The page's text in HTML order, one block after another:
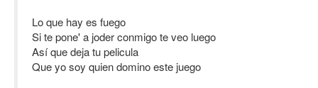
Lo que hay es fuego
Si te pone' a joder conmigo te veo luego
Así que deja tu pelicula
Que yo soy quien domino este juego